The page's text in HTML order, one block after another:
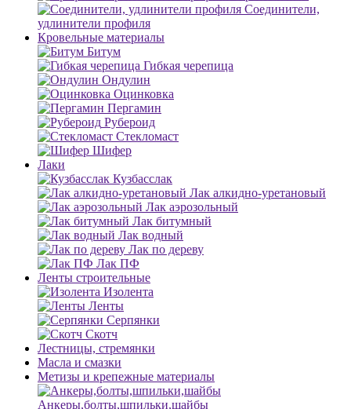
Соединители,
удлинители профиля
Кровельные материалы
Битум
Гибкая черепица
Ондулин
Оцинковка
Пергамин
Рубероид
Стекломаст
Шифер
Лаки
Кузбасслак
Лак алкидно-уретановый
Лак аэрозольный
Лак битумный
Лак водный
Лак по дереву
Лак ПФ
Ленты строительные
Изолента
Ленты
Серпянки
Скотч
Лестницы, стремянки
Масла и смазки
Метизы и крепежные материалы
Анкеры,болты,шпильки,шайбы